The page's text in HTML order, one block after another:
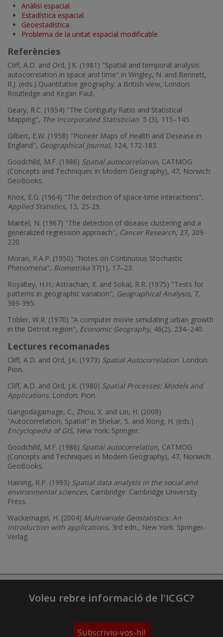
Anàlisi espacial.
Estadística espacial.
Geoestadística.
Problema de la unitat espacial modificable.
Referències
Cliff, A.D. and Ord, J.K. (1981) "Spatial and temporal analysis:
autocorrelation in space and time" in Wrigley, N. and Bennett,
R.J. (eds.) Quantitative geography: a British view, London:
Routledge and Kegan Paul.
Geary, R.C. (1954) "The Contiguity Ratio and Statistical
Mapping", The Incorporated Statistician 5 (3), 115–145.
Gilbert, E.W. (1958) "Pioneer Maps of Health and Desease in
England", Geographical Journal, 124, 172-183.
Goodchild, M.F. (1986) Spatial autocorrelation, CATMOG
(Concepts and Techniques in Modern Geography), 47, Norwich:
GeoBooks.
Knox, E.G. (1964) "The detection of space-time interactions",
Applied Statistics, 13, 25-29.
Mantel, N. (1967) "The detection of disease clustering and a
generalized regression approach", Cancer Research, 27, 209-
220.
Moran, P.A.P. (1950) "Notes on Continuous Stochastic
Phenomena", Biometrika 37(1), 17–23.
Royaltey, H.H.; Astrachan, E. and Sokal, R.R. (1975) "Tests for
patterns in geographic variation", Geographical Analysis, 7,
369-395.
Tobler, W.R. (1970) "A computer movie simulating urban growth
in the Detroit region", Economic Geography, 46(2), 234–240.
Lectures recomanades
Cliff, A.D. and Ord, J.K. (1973) Spatial Autocorrelation. London:
Pion.
Cliff, A.D. and Ord, J.K. (1980) Spatial Processes: Models and
Applications. London: Pion.
Gangodagamage, C.; Zhou, X. and Lin, H. (2008)
"Autocorrelation, Spatial" in Shekar, S. and Xiong, H. (eds.)
Encyclopedia of GIS, New York: Springer.
Goodchild, M.F. (1986) Spatial autocorrelation, CATMOG
(Concepts and Techniques in Modern Geography), 47, Norwich:
GeoBooks.
Haining, R.P. (1993) Spatial data analysis in the social and
environmental sciences, Cambridge: Cambridge University
Press.
Wackernagel, H. (2004) Multivariate Geostatistics: An
introduction with applications, 3rd edn., New York: Springer-
Verlag.
Voleu rebre informació de l'ICGC?
Subscriviu-vos-hi!